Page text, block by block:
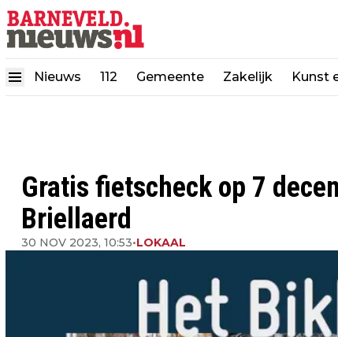
Nieuws 112 Gemeente Zakelijk Kunst
Gratis fietscheck op 7
Briellaerd
30 NOV 2023, 10:53•LOKAAL